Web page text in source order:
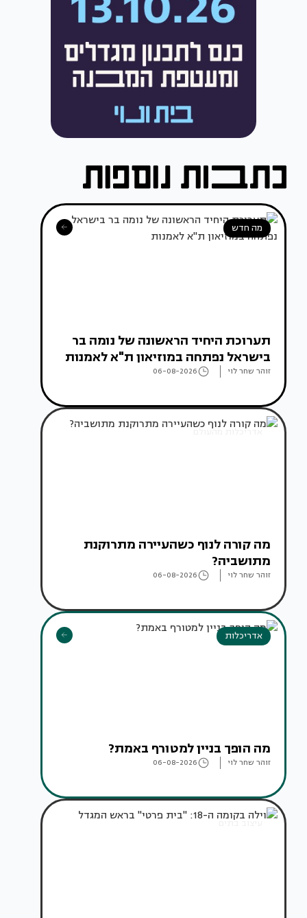
מה חדש
תערוכת היחיד הראשונה של נומה בר
בישראל נפתחה במוזיאון ת"א לאמנות
זוהר שחר לוי 06-08-2026
אדריכלות מהעולם
מה קורה לנוף כשהעיירה מתרוקנת
מתושביה?
זוהר שחר לוי 06-08-2026
אדריכלות
מה הופך בניין למטורף באמת?
זוהר שחר לוי 06-08-2026
עיצוב בתים